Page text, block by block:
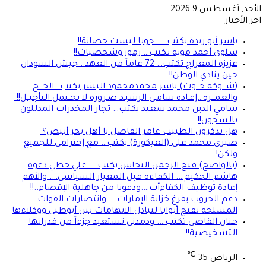
الأحد, أغسطس 9 2026
اخر الأخبار
ياسر أبو ريدة يكتب …. جوبا ليست حصانة!!
سلوى أحمد موية تكتب… رموز وشخصيات!!
عزيزة المعراج تكتب… 72 عاماً من العهد.. جيش السودان
حين ينادي الوطن!!
(شـــوكة حـــوت) ياسر محمدمحمود البشر يكتب…الحـــج
والعمـــرة…إعـادة سامـى الرشيـد ضـرورة لا تحــتمل التأجيــل!!
سامي الدين محمد سعيد يكتب… تجار المخدرات المدللون
بالسجون!!
هل تذكرون الطبيب عامر الفاضل يا أهل بحر أبيض؟
صبرى محمد علي (العيكورة) يكتب… مع إحترامي للجميع
ولكن!
(بالواضح) فتح الرحمن النحاس يكتب…. علي خطي دعوة
هاشم الحكيم…. الكفاءة قبل المعيار السياسي…. والأهم
إعادة توظيف الكفاءأت….ودعونا من جاهلية الإقصاء..!!
دعم الحروب يفرغ خزانة الإمارات … وانتصارات القوات
المسلحة تفتح أبوابا لتبادل الاتهامات بين أبوظبي ووكلاءها
حنان القاضى تكتب…. ودمدني تستعيد جزءاً من قدراتها
التشخيصية!!
الرياض 35
℃